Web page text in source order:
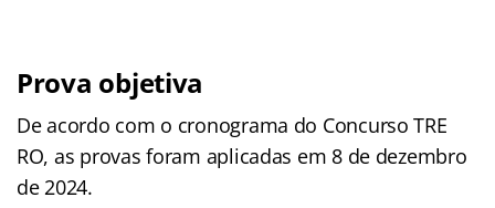
Prova objetiva
De acordo com o cronograma do Concurso TRE
RO, as provas foram aplicadas em 8 de dezembro
de 2024.